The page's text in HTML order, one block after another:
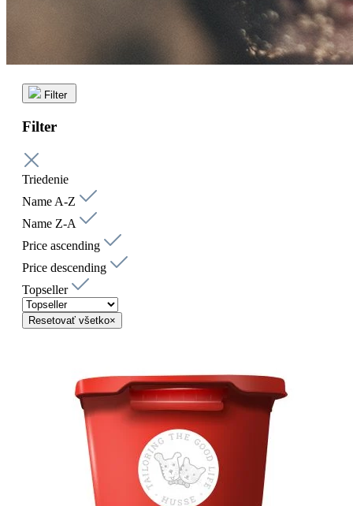
Filter
Filter
Triedenie
Name A-Z
Name Z-A
Price ascending
Price descending
Topseller
Resetovať všetko×